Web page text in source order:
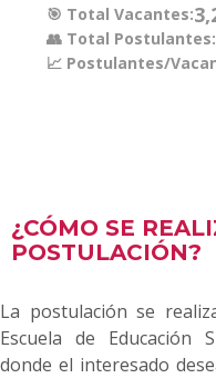
🎯 Total Vacantes:
👥 Total Postulantes:
📈 Postulantes/
¿CÓMO SE
POSTULACIÓN?
La postulación se
Escuela de Educación
donde el interesado